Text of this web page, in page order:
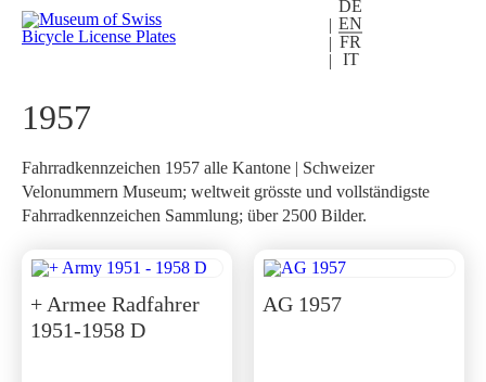
DE
EN
FR
IT
1957
Fahrradkennzeichen 1957 alle Kantone | Schweizer
Velonummern Museum; weltweit grösste und vollständigste
Fahrradkennzeichen Sammlung; über 2500 Bilder.
+ Armee Radfahrer
1951-1958 D
AG 1957